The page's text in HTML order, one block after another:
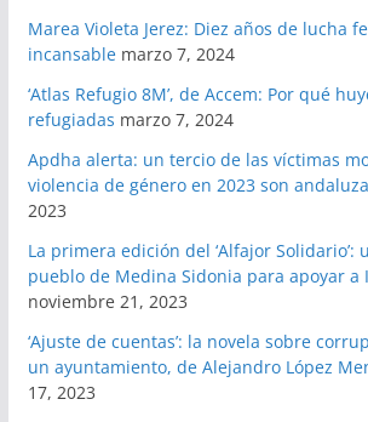
Marea Violeta Jerez: Diez años de lucha
incansable marzo 7, 2024
‘Atlas Refugio 8M’, de Accem: Por qué
refugiadas marzo 7, 2024
Apdha alerta: un tercio de las víctimas
violencia de género en 2023 son
2023
La primera edición del ‘Alfajor Solidario’:
pueblo de Medina Sidonia para apoyar a
noviembre 21, 2023
‘Ajuste de cuentas’: la novela sobre
un ayuntamiento, de Alejandro López
17, 2023